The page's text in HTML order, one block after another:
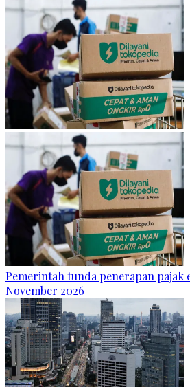
Pemerintah tunda penerapan pajak
November 2026